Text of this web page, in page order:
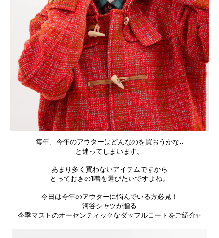
毎年、今年のアウターはどんなのを買おうかな..
と迷ってしまいます。
あまり多く買わないアイテムですから
とっておきの1着を選びたいですよね。
今日は今年のアウターに悩んでいる方必見！
河谷シャツが贈る
今季マストのオーセンティックなダッフルコートをご紹介✨